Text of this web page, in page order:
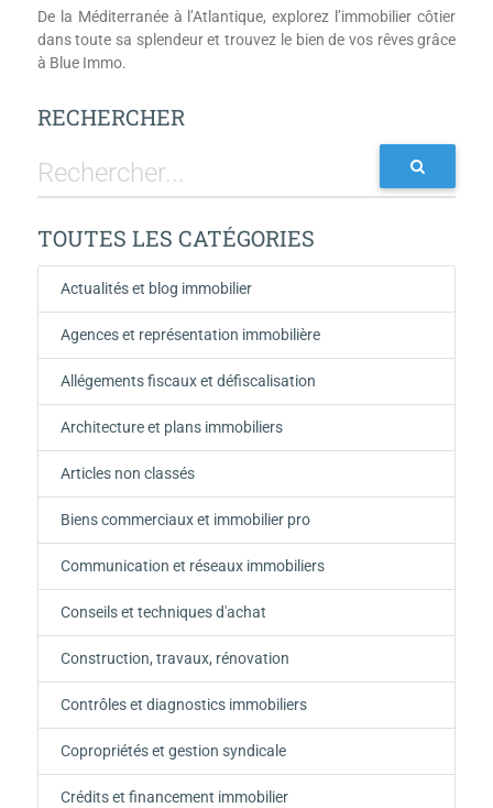
De la Méditerranée à l’Atlantique, explorez l’immobilier côtier
dans toute sa splendeur et trouvez le bien de vos rêves grâce
à Blue Immo.
RECHERCHER
TOUTES LES CATÉGORIES
Actualités et blog immobilier
Agences et représentation immobilière
Allégements fiscaux et défiscalisation
Architecture et plans immobiliers
Articles non classés
Biens commerciaux et immobilier pro
Communication et réseaux immobiliers
Conseils et techniques d'achat
Construction, travaux, rénovation
Contrôles et diagnostics immobiliers
Copropriétés et gestion syndicale
Crédits et financement immobilier